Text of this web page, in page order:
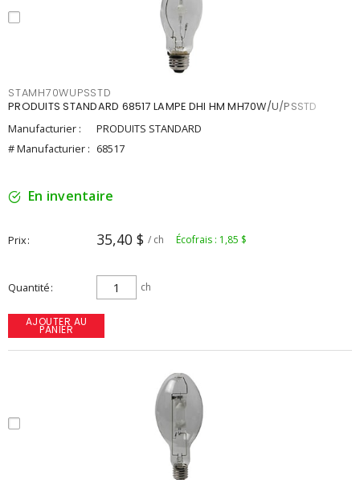
STAMH70WUPSSTD
PRODUITS STANDARD 68517 LAMPE DHI HM MH70W/U/PSSTD
Manufacturier :
PRODUITS STANDARD
# Manufacturier : 68517
En inventaire
Prix 35,40 $ / ch Écofrais : 1,85 $
Quantité ch
AJOUTER AU
PANIER